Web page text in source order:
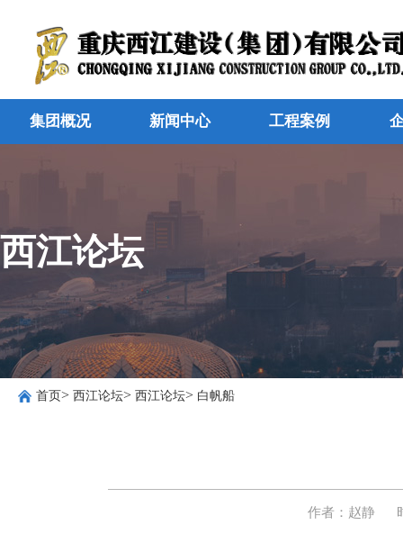
集团概况 新闻中心 工程案例
西江论坛
首页> 西江论坛> 西江论坛> 白帆船
作者：赵静